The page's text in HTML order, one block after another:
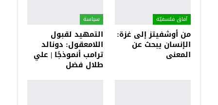
آفاق فلسفيّة‎
من أوشفيتز إلى غزة:
الإنسان يبحث عن
المعنى
سياسة
التمهيد لقبول
اللامعقول: دونالد
ترامب أنموذجًا | علي
طلال فضل